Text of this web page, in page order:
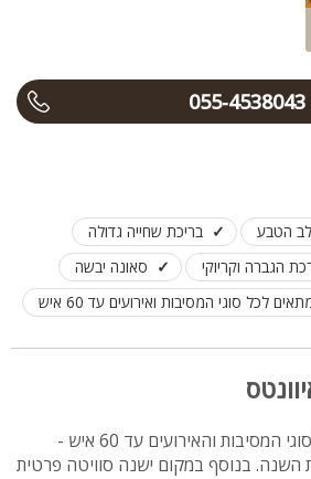
055-4538043
הטבע
בריכת שחייה גדולה
הגברה וקריוקי
סאונה יבשה
לכל סוגי המסיבות ואירועים עד 60 איש
מתחם יוקרתי ופרטי לכל סוגי המסיבות והאירועים עד 60 איש -
השנה. בנוסף במקום ישנה סוויטה פרטית